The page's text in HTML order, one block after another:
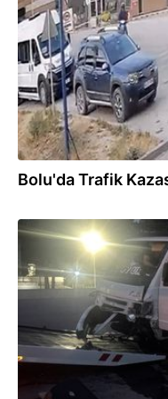
Bolu'da Trafik
18.07.2026